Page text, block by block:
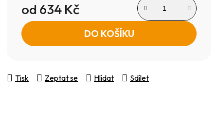
od 634 Kč
Měrná cena:
DO KOŠÍKU
Tisk Zeptat se Hlídat Sdílet